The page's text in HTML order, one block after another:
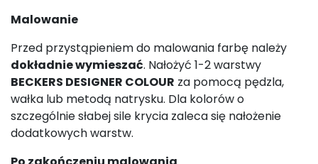
Malowanie
Przed przystąpieniem do malowania farbę należy
dokładnie wymieszać. Nałożyć 1-2 warstwy
BECKERS DESIGNER COLOUR za pomocą pędzla,
wałka lub metodą natrysku. Dla kolorów o
szczególnie słabej sile krycia zaleca się nałożenie
dodatkowych warstw.